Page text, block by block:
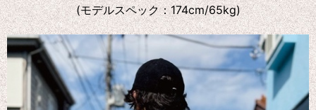
(モデルスペック：174cm/65kg)